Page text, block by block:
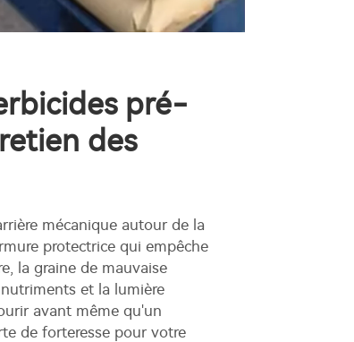
pré-
des
mécanique autour de la
protectrice qui empêche
la graine de mauvaise
et la lumière
avant même qu'un
de forteresse pour votre